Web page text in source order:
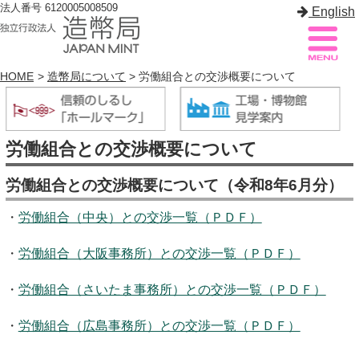
法人番号 6120005008509 English
造幣局案内 サイトマップ
トップページ
造幣局について
造幣局を楽しむ
造幣局製品を買う
HOME > 造幣局について > 労働組合との交渉概要について
労働組合との交渉概要について
労働組合との交渉概要について（令和8年6月分）
・ 労働組合（中央）との交渉一覧（ＰＤＦ）
・ 労働組合（大阪事務所）との交渉一覧（ＰＤＦ）
・ 労働組合（さいたま事務所）との交渉一覧（ＰＤＦ）
・ 労働組合（広島事務所）との交渉一覧（ＰＤＦ）